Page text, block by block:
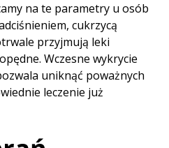
na te parametry u osób
cukrzycą
przyjmują leki
Wczesne wykrycie
uniknąć poważnych
leczenie już